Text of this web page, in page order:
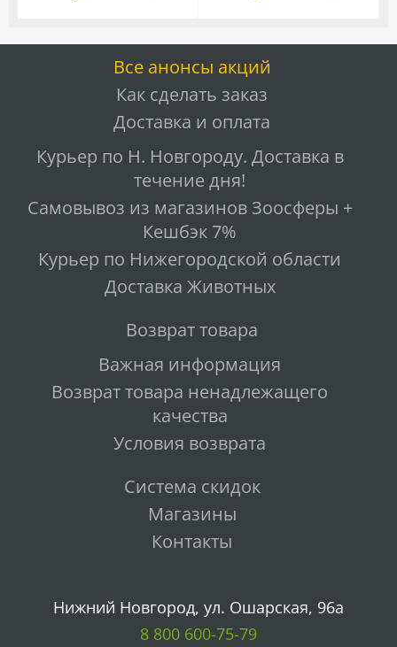
Все анонсы акций
Как сделать заказ
Доставка и оплата
Курьер по Н. Новгороду. Доставка в
течение дня!
Самовывоз из магазинов Зоосферы +
Кешбэк 7%
Курьер по Нижегородской области
Доставка Животных
Возврат товара
Важная информация
Возврат товара ненадлежащего
качества
Условия возврата
Система скидок
Магазины
Контакты
Нижний Новгород, ул. Ошарская, 96а
8 800 600-75-79